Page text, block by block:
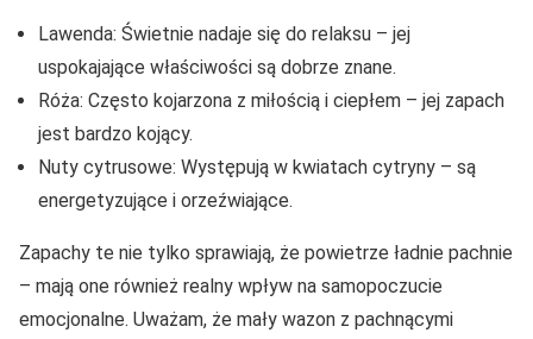
Lawenda: Świetnie nadaje się do relaksu – jej
uspokajające właściwości są dobrze znane.
Róża: Często kojarzona z miłością i ciepłem – jej zapach
jest bardzo kojący.
Nuty cytrusowe: Występują w kwiatach cytryny – są
energetyzujące i orzeźwiające.
Zapachy te nie tylko sprawiają, że powietrze ładnie pachnie
– mają one również realny wpływ na samopoczucie
emocjonalne. Uważam, że mały wazon z pachnącymi